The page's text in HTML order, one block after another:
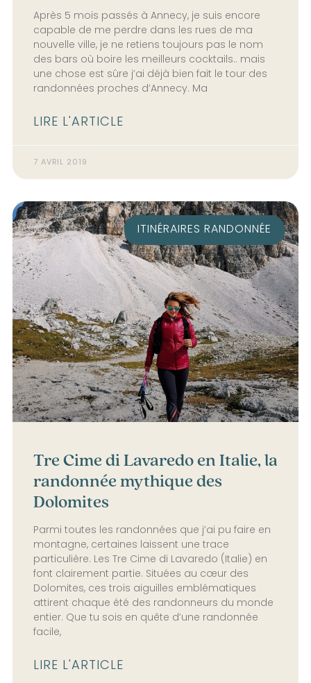
Après 5 mois passés à Annecy, je suis encore
capable de me perdre dans les rues de ma
nouvelle ville, je ne retiens toujours pas le nom
des bars où boire les meilleurs cocktails.. mais
une chose est sûre j’ai déjà bien fait le tour des
randonnées proches d’Annecy. Ma
LIRE L'ARTICLE
7 AVRIL 2019
ITINÉRAIRES RANDONNÉE
Tre Cime di Lavaredo en Italie, la
randonnée mythique des
Dolomites
Parmi toutes les randonnées que j’ai pu faire en
montagne, certaines laissent une trace
particulière. Les Tre Cime di Lavaredo (Italie) en
font clairement partie. Situées au cœur des
Dolomites, ces trois aiguilles emblématiques
attirent chaque été des randonneurs du monde
entier. Que tu sois en quête d’une randonnée
facile,
LIRE L'ARTICLE